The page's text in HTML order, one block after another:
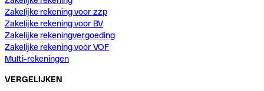
Zakelijke rekening voor zzp
Zakelijke rekening voor BV
Zakelijke rekeningvergoeding
Zakelijke rekening voor VOF
Multi-rekeningen
VERGELIJKEN